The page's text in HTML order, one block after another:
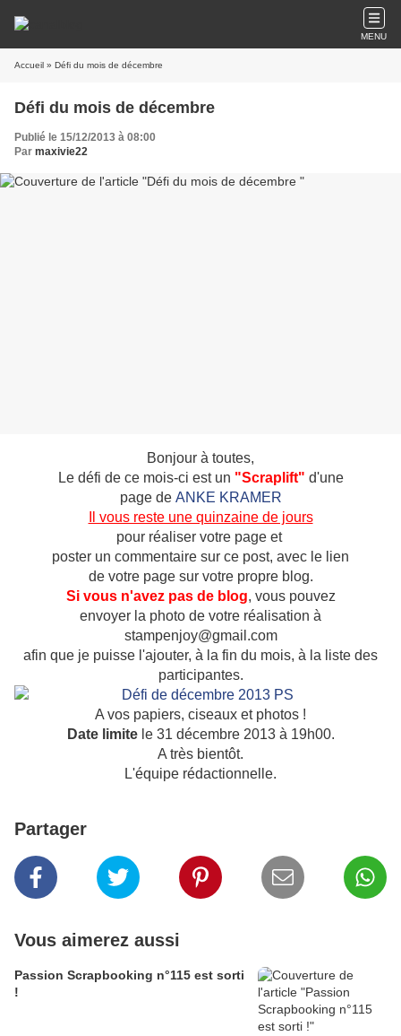
MENU
Accueil » Défi du mois de décembre
Défi du mois de décembre
Publié le 15/12/2013 à 08:00
Par maxivie22
Bonjour à toutes,
Le défi de ce mois-ci est un "Scraplift" d'une
page de ANKE KRAMER
Il vous reste une quinzaine de jours
pour réaliser votre page et
poster un commentaire sur ce post, avec le lien
de votre page sur votre propre blog.
Si vous n'avez pas de blog, vous pouvez
envoyer la photo de votre réalisation à
stampenjoy@gmail.com
afin que je puisse l'ajouter, à la fin du mois, à la liste des
participantes.
A vos papiers, ciseaux et photos !
Date limitele 31 décembre 2013 à 19h00.
A très bientôt.
L'équipe rédactionnelle.
Partager
Vous aimerez aussi
Passion Scrapbooking n°115 est sorti
!